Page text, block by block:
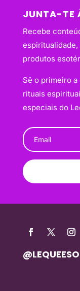
JUNTA-TE
Recebe
produtos
Sê o primeiro
rituais
especiais do